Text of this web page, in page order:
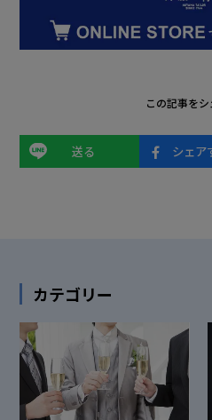
この記事を
送る シェア
カテゴリー